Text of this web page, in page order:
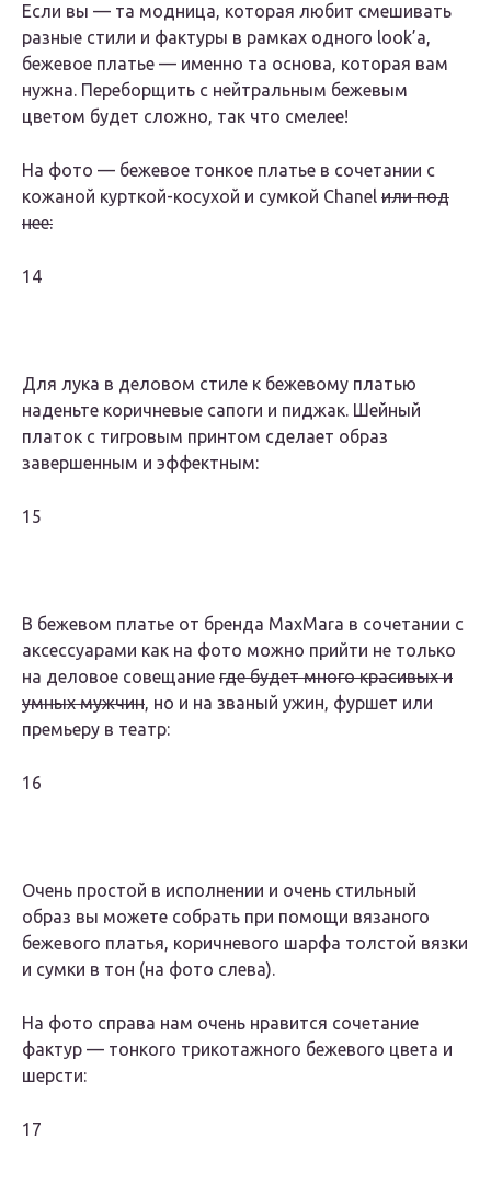
Если вы — та модница, которая любит смешивать
разные стили и фактуры в рамках одного look’а,
бежевое платье — именно та основа, которая вам
нужна. Переборщить с нейтральным бежевым
цветом будет сложно, так что смелее!
На фото — бежевое тонкое платье в сочетании с
кожаной курткой-косухой и сумкой Chanel или под
нее:
14
Для лука в деловом стиле к бежевому платью
наденьте коричневые сапоги и пиджак. Шейный
платок с тигровым принтом сделает образ
завершенным и эффектным:
15
В бежевом платье от бренда MaxMara в сочетании с
аксессуарами как на фото можно прийти не только
на деловое совещание где будет много красивых и
умных мужчин, но и на званый ужин, фуршет или
премьеру в театр:
16
Очень простой в исполнении и очень стильный
образ вы можете собрать при помощи вязаного
бежевого платья, коричневого шарфа толстой вязки
и сумки в тон (на фото слева).
На фото справа нам очень нравится сочетание
фактур — тонкого трикотажного бежевого цвета и
шерсти:
17